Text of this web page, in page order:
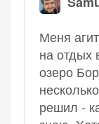
Меня
на отдых
озеро
решил -